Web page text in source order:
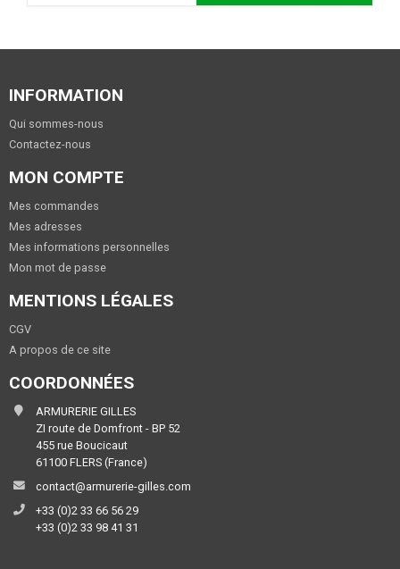
INFORMATION
Qui sommes-nous
Contactez-nous
MON COMPTE
Mes commandes
Mes adresses
Mes informations personnelles
Mon mot de passe
MENTIONS LÉGALES
CGV
A propos de ce site
COORDONNÉES
ARMURERIE GILLES
ZI route de Domfront - BP 52
455 rue Boucicaut
61100 FLERS (France)
contact@armurerie-gilles.com
+33 (0)2 33 66 56 29
+33 (0)2 33 98 41 31